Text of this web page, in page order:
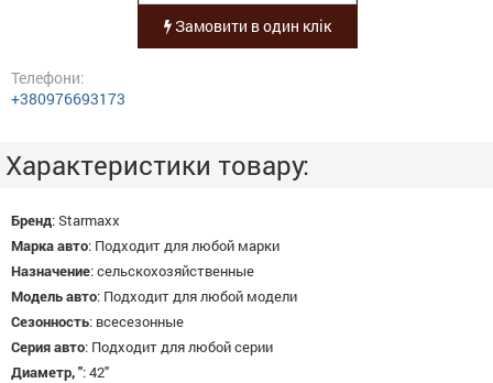
Замовити в один клік
Телефони:
+380976693173
Характеристики товару:
Бренд:Starmaxx
Марка авто: Подходит для любой марки
Назначение:сельскохозяйственные
Модель авто: Подходит для любой модели
Сезонность: всесезонные
Серия авто: Подходит для любой серии
Диаметр, ":42"